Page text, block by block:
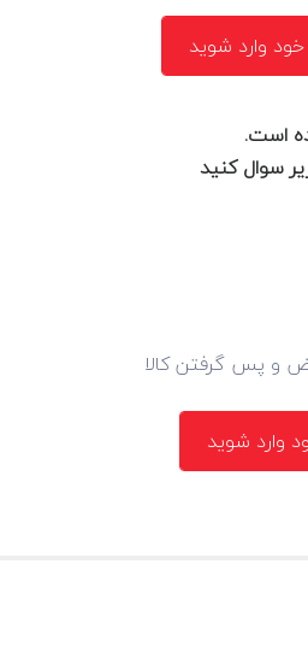
وارد شوید
است.
سوال کنید
و پس گرفتن کالا
وارد شوید